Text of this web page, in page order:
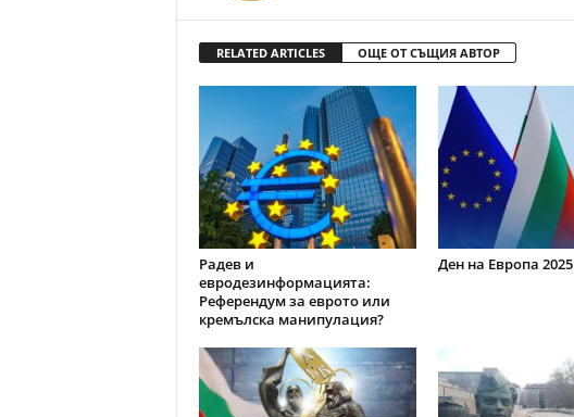
RELATED ARTICLES ОЩЕ ОТ СЪЩИЯ АВТОР
Радев и
евродезинформацията:
Референдум за еврото или
кремълска манипулация?
Ден на Европа 2025